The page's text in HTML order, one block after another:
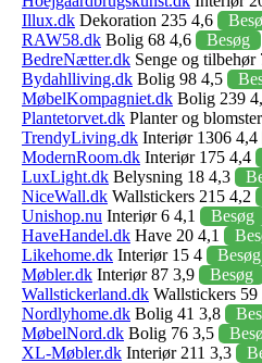
Illux.dk Dekoration 235 4,6
RAW58.dk Bolig 68 4,6
Besøg
BedreNætter.dk Senge og tilbehør
Bydahlliving.dk Bolig 98 4,5
MøbelKompagniet.dk Bolig 239
Plantetorvet.dk Planter og
TrendyLiving.dk Interiør 1306 4,4
ModernRoom.dk Interiør 175 4,4
LuxLight.dk Belysning 18 4,3
NiceWall.dk Wallstickers 215 4,2
Unishop.nu Interiør 6 4,1
Besøg
HaveHandel.dk Have 20 4,1
Likehome.dk Interiør 15 4
Besøg
Møbler.dk Interiør 87 3,9
Besøg
Wallstickerland.dk Wallstickers 59
Nordlyhome.dk Bolig 41 3,8
MøbelNord.dk Bolig 76 3,5
XL-Møbler.dk Interiør 211 3,3